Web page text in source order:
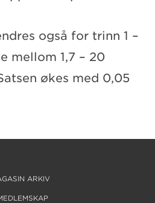
også for trinn 1 –
mellom 1,7 – 20
økes med 0,05
ARKIV